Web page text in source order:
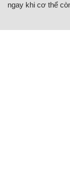
ngay khi cơ thể